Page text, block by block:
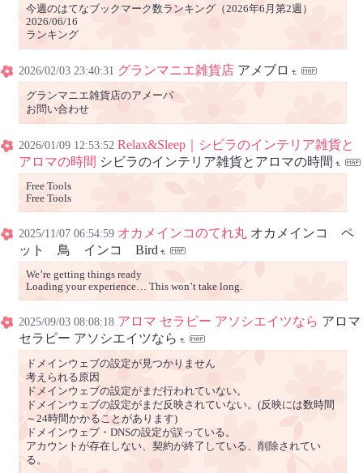
今週のはてなブックマーク数ランキング（2026年6月第2週）
2026/06/16
ランキング
2026/02/03 23:40:31 グランマニエ雑貨店 アメブロ
グランマニエ雑貨店のアメーバ
お問い合わせ
2026/01/09 12:53:52 Relax&Sleep｜シビラのインテリア雑貨と
アロマの時間 シビラのインテリア雑貨とアロマの時間
Free Tools
Free Tools
2025/11/07 06:54:59 オカメインコのてれ丸 オカメインコ ペ
ット 鳥 インコ Bird
We’re getting things ready
Loading your experience… This won’t take long.
2025/09/03 08:08:18 アロマ セラピー アソシエイツなら アロマ
セラピー アソシエイツなら
ドメインウェブの設定が見つかりません
考えられる原因
ドメインウェブの設定がまだ行われていない。
ドメインウェブの設定がまだ反映されていない。(反映には数時間
～24時間かかることがあります)
ドメインウェブ・DNSの設定が誤っている。
アカウントが存在しない、契約が終了している、削除されてい
る。